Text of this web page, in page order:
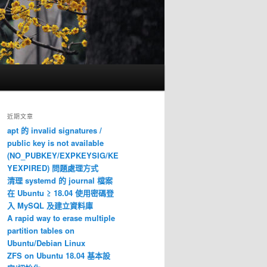
近期文章
apt 的 invalid signatures /
public key is not available
(NO_PUBKEY/EXPKEYSIG/KE
YEXPIRED) 問題處理方式
清理 systemd 的 journal 檔案
在 Ubuntu ≥ 18.04 使用密碼登
入 MySQL 及建立資料庫
A rapid way to erase multiple
partition tables on
Ubuntu/Debian Linux
ZFS on Ubuntu 18.04 基本設